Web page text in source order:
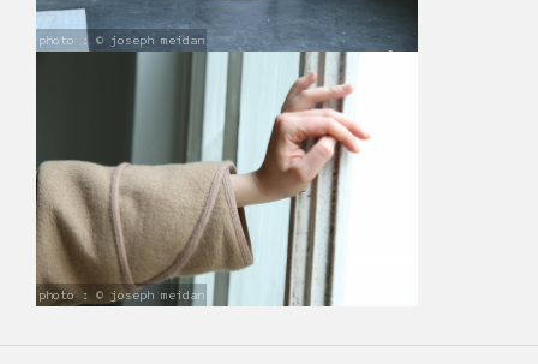
photo : © joseph meidan
photo : © joseph meidan